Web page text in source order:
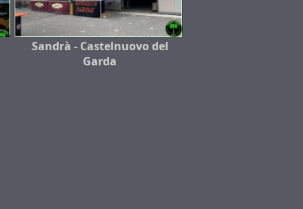
Sandrà - Castelnuovo del
Garda